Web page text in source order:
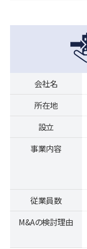
会社名
所在地
設立
事業内容
従業員数
M&Aの検討理由